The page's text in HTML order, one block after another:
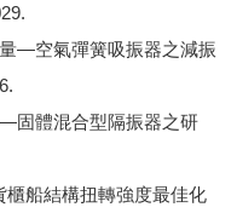
—空氣彈簧吸振器之減振
固體混合型隔振器之研
櫃船結構扭轉強度最佳化